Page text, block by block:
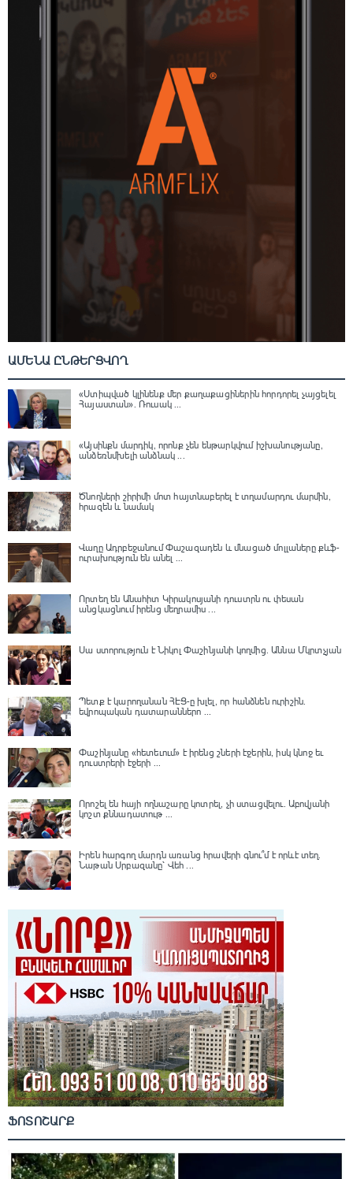
ԱՄԵՆԱ ԸՆԹԵՐՑՎՈՂ
«Ստիպված կլինենք մեր քաղաքացիներին հորդորել չայցելել
Հայաստան»․ Ռուսակ ...
«Այսինքն մարդիկ, որոնք չեն ենթարկվում իշխանությանը,
անձեռնմխելի անձնակ ...
Ծնողների շիրիմի մոտ հայտնաբերել է տղամարդու մարմին,
հրազեն և նամակ
Վաղը Ադրբեջանում Փաշազադեն և մնացած մոլլաները քևֆ-
ուրախություն են անել ...
Որտեղ են Անահիտ Կիրակոսյանի դուստրն ու փեսան
անցկացնում իրենց մեղրամիս ...
Սա ստորություն է Նիկոլ Փաշինյանի կողմից․ Աննա Մկրտչյան
Պետք է կարողանան ՀԷՑ-ը խլել, որ հանձնեն ուրիշին.
եվրոպական դատարաններո ...
Փաշինյանը «հետեւում» է իրենց շների էջերին, իսկ կնոջ եւ
դուստրերի էջերի ...
Որոշել են հայի ողնաշարը կոտրել, չի ստացվելու․ Աբովյանի
կոշտ քննադատութ ...
Իրեն հարգող մարդն առանց հրավերի գնու՞մ է որևէ տեղ.
Նաթան Սրբազանը՝ Վեհ ...
ՖՈՏՈՇԱՐՔ